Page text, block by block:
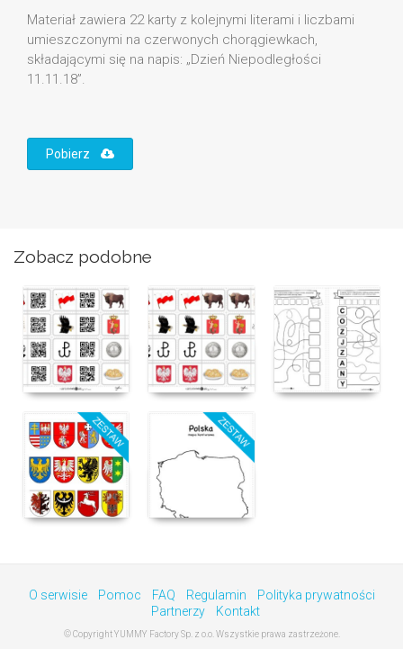
Materiał zawiera 22 karty z kolejnymi literami i liczbami
umieszczonymi na czerwonych chorągiewkach,
składającymi się na napis: „Dzień Niepodległości
11.11.18”.
Pobierz
Zobacz podobne
O serwisie Pomoc FAQ Regulamin
Polityka prywatności
Partnerzy
Kontakt
© Copyright YUMMY Factory Sp. z o.o. Wszystkie prawa zastrzeżone.